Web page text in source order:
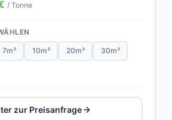
/ Tonne
7m³ 10m³ 20m³ 30m³
zur Preisanfrage